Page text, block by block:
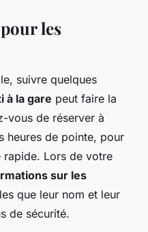
les
suivre quelques
à la gare peut faire la
vous de réserver à
heures de pointe, pour
rapide. Lors de votre
sur les
que leur nom et leur
de sécurité.